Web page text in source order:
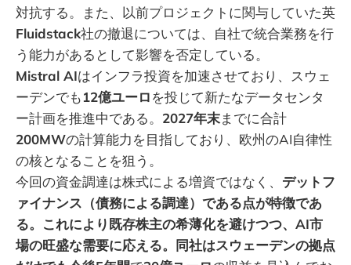
対抗する。また、以前プロジェクトに関与していた英
Fluidstack社の撤退については、自社で統合業務を行
う能力があるとして影響を否定している。
Mistral AIはインフラ投資を加速させており、スウェ
ーデンでも12億ユーロを投じて新たなデータセンタ
ー計画を推進中である。 2027年末までに合計
200MWの計算能力を目指しており、欧州のAI自律性
の核となることを狙う。
今回の資金調達は株式による増資ではなく、 デットフ
ァイナンス（債務による調達）である点が特徴であ
る。これにより既存株主の希薄化を避けつつ、AI市
場の旺盛な需要に応える。同社はスウェーデンの拠点